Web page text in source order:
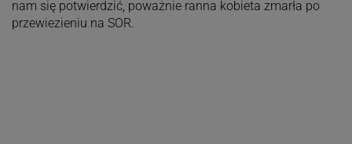
nam się potwierdzić, poważnie ranna kobieta zmarła po
przewiezieniu na SOR.